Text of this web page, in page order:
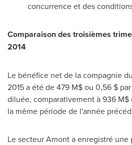
concurrence et des
Comparaison des troisièmes
2014
Le bénéfice net de la compagnie
2015 a été de 479 M$ ou 0,56 $
diluée, comparativement à 936 M$
la même période de l'année
Le secteur Amont a enregistré